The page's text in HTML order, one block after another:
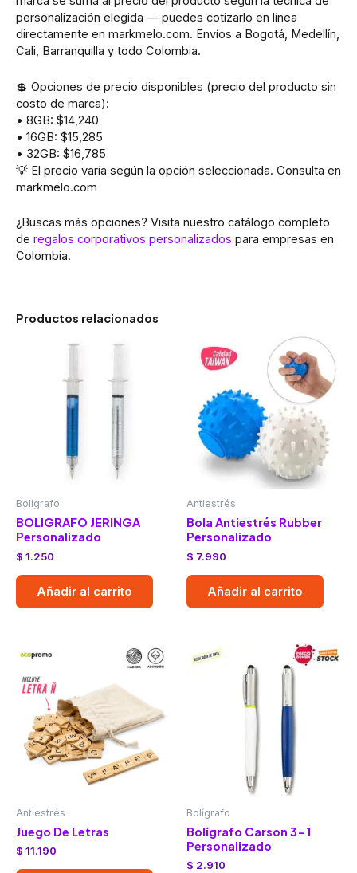
personalización elegida — puedes cotizarlo en línea
directamente en markmelo.com. Envíos a Bogotá, Medellín,
Cali, Barranquilla y todo Colombia.
💲 Opciones de precio disponibles (precio del producto sin
costo de marca):
• 8GB: $14,240
• 16GB: $15,285
• 32GB: $16,785
💡 El precio varía según la opción seleccionada. Consulta en
markmelo.com
¿Buscas más opciones? Visita nuestro catálogo completo
de regalos corporativos personalizados para empresas en
Colombia.
Productos relacionados
Bolígrafo
BOLIGRAFO JERINGA
Personalizado
$ 1.250
Añadir al carrito
Antiestrés
Bola Antiestrés Rubber
Personalizado
$ 7.990
Añadir al carrito
Antiestrés
Juego De Letras
$ 11.190
Bolígrafo
Bolígrafo Carson 3-1
Personalizado
$ 2.910